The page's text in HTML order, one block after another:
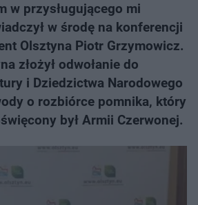
w przysługującego mi
w środę na konferencji
Olsztyna Piotr Grzymowicz.
złożył odwołanie do
i Dziedzictwa Narodowego
o rozbiórce pomnika, który
był Armii Czerwonej.